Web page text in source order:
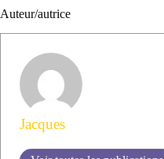
Auteur/autrice
Jacques